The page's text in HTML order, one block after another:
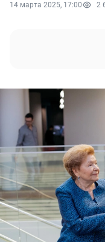
14 марта 2025, 17:00 2